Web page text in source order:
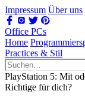
Impressum Über uns
Office PCs
Home
Practices & Stil
PlayStation 5: Mit
Richtige für dich?